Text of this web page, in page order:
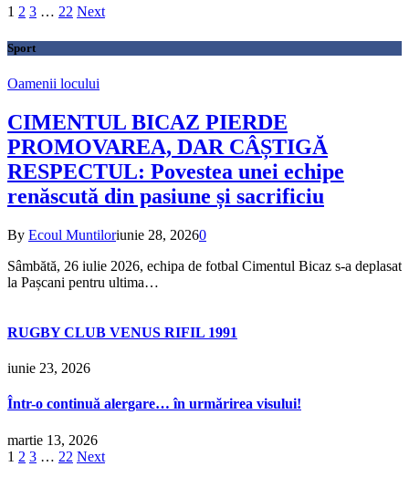
1 2 3 … 22 Next
Sport
Oamenii locului
CIMENTUL BICAZ PIERDE
PROMOVAREA, DAR CÂȘTIGĂ
RESPECTUL: Povestea unei echipe
renăscută din pasiune și sacrificiu
By Ecoul Muntiloriunie 28, 20260
Sâmbătă, 26 iulie 2026, echipa de fotbal Cimentul Bicaz s-a deplasat
la Pașcani pentru ultima…
RUGBY CLUB VENUS RIFIL 1991
iunie 23, 2026
Într-o continuă alergare… în urmărirea visului!
martie 13, 2026
1 2 3 … 22 Next